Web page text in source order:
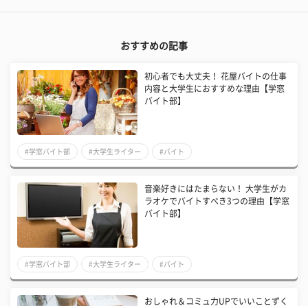
おすすめの記事
初心者でも大丈夫！ 花屋バイトの仕事
内容と大学生におすすめな理由【学窓
バイト部】
#学窓バイト部 #大学生ライター #バイト
音楽好きにはたまらない！ 大学生がカ
ラオケでバイトすべき3つの理由【学窓
バイト部】
#学窓バイト部 #大学生ライター #バイト
おしゃれ＆コミュ力UPでいいことずく